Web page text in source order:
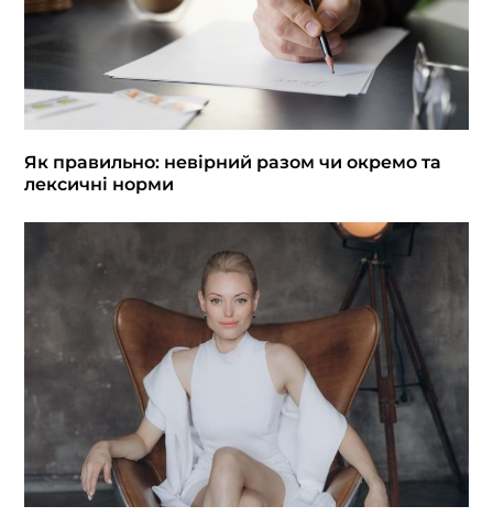
Як правильно: невірний разом чи окремо та
лексичні норми